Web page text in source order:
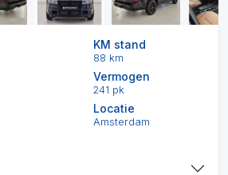
KM stand
88 km
Vermogen
241 pk
Locatie
Amsterdam